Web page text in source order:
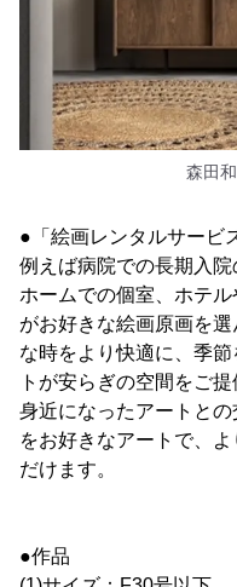
森田
●「絵画レンタルサービ
例えば病院での長期入
ホームでの個室、ホテ
がお好きな絵画原画を
な時をより快適に、季
トが安らぎの空間をご
身近になったアートと
をお好きなアートで、
だけます。
●作品